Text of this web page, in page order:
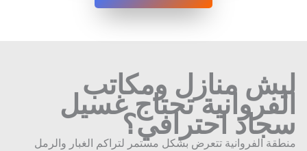
منازل ومكاتب
تحتاج غسيل
احترافي؟
الفروانية تتعرض بشكل مستمر لتراكم الغبار والرمل